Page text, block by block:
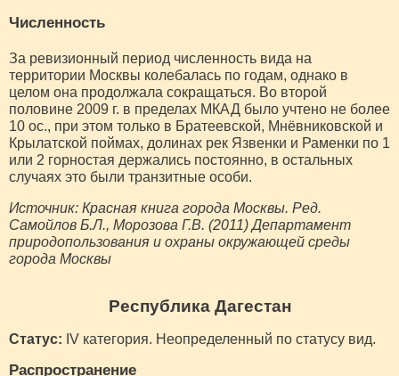
Численность
За ревизионный период численность вида на
территории Москвы колебалась по годам, однако в
целом она продолжала сокращаться. Во второй
половине 2009 г. в пределах МКАД было учтено не более
10 ос., при этом только в Братеевской, Мнёвниковской и
Крылатской поймах, долинах рек Язвенки и Раменки по 1
или 2 горностая держались постоянно, в остальных
случаях это были транзитные особи.
Источник: Красная книга города Москвы. Ред.
Самойлов Б.Л., Морозова Г.В. (2011) Департамент
природопользования и охраны окружающей среды
города Москвы
Республика Дагестан
Статус: IV категория. Неопределенный по статусу вид.
Распространение